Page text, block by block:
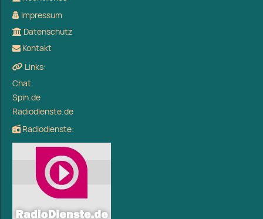
Impressum
Datenschutz
Kontakt
Links:
Chat
Spin.de
Radiodienste.de
Radiodienste: